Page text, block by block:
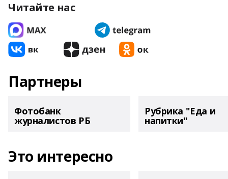
Читайте нас
Партнеры
Фотобанк
журналистов РБ
Рубрика "Еда и
напитки"
Это интересно